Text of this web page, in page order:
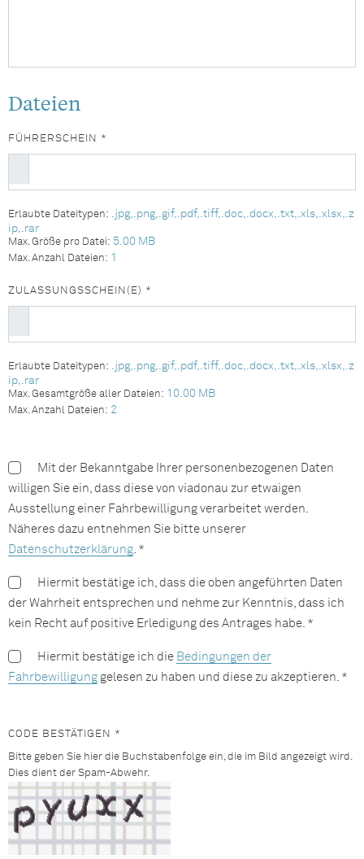
Dateien
FÜHRERSCHEIN *
Erlaubte Dateitypen: .jpg,.png,.gif,.pdf,.tiff,.doc,.docx,.txt,.xls,.xlsx,.z
ip,.rar
Max. Größe pro Datei: 5.00 MB
Max. Anzahl Dateien: 1
ZULASSUNGSSCHEIN(E) *
Erlaubte Dateitypen: .jpg,.png,.gif,.pdf,.tiff,.doc,.docx,.txt,.xls,.xlsx,.z
ip,.rar
Max. Gesamtgröße aller Dateien: 10.00 MB
Max. Anzahl Dateien: 2
Mit der Bekanntgabe Ihrer personenbezogenen Daten
willigen Sie ein, dass diese von viadonau zur etwaigen
Ausstellung einer Fahrbewilligung verarbeitet werden.
Näheres dazu entnehmen Sie bitte unserer
Datenschutzerklärung. *
Hiermit bestätige ich, dass die oben angeführten Daten
der Wahrheit entsprechen und nehme zur Kenntnis, dass ich
kein Recht auf positive Erledigung des Antrages habe. *
Hiermit bestätige ich die Bedingungen der
Fahrbewilligung gelesen zu haben und diese zu akzeptieren. *
CODE BESTÄTIGEN *
Bitte geben Sie hier die Buchstabenfolge ein, die im Bild angezeigt wird.
Dies dient der Spam-Abwehr.